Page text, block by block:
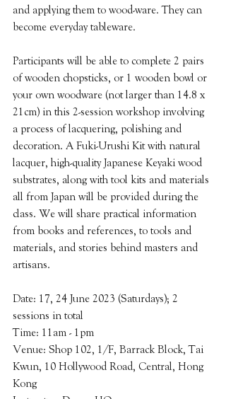
and applying them to wood-ware. They can
become everyday tableware.
Participants will be able to complete 2 pairs
of wooden chopsticks, or 1 wooden bowl or
your own woodware (not larger than 14.8 x
21cm) in this 2-session workshop involving
a process of lacquering, polishing and
decoration. A Fuki-Urushi Kit with natural
lacquer, high-quality Japanese Keyaki wood
substrates, along with tool kits and materials
all from Japan will be provided during the
class. We will share practical information
from books and references, to tools and
materials, and stories behind masters and
artisans.
Date: 17, 24 June 2023 (Saturdays); 2
sessions in total
Time: 11am - 1pm
Venue: Shop 102, 1/F, Barrack Block, Tai
Kwun, 10 Hollywood Road, Central, Hong
Kong